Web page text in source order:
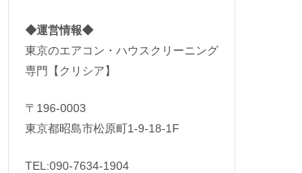
◆運営情報◆
東京のエアコン・ハウスクリーニング
専門【クリシア】
〒196-0003
東京都昭島市松原町1-9‐18‐1F
TEL:090-7634-1904